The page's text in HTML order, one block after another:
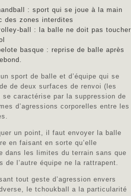
: sport qui se joue à la main
des zones interdites
ball : la balle ne doit pas toucher
basque : reprise de balle après
sport de balle et d’équipe qui se
de deux surfaces de renvoi (les
se caractérise par la suppression de
d’agressions corporelles entre les
un point, il faut envoyer la balle
en faisant en sorte qu’elle
dans les limites du terrain sans que
de l’autre équipe ne la rattrapent.
tout geste d’agression envers
le tchoukball a la particularité